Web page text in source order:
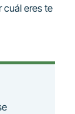
cuál eres te